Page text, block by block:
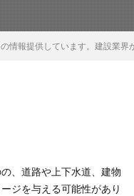
情報提供しています。建設業
、道路や上下水道、建物
ジを与える可能性があり